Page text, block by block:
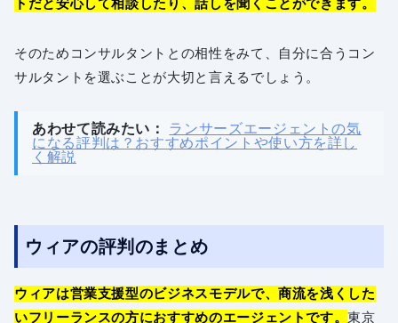
トだと安心して相談したり、話しを聞くことができます。
そのためコンサルタントとの相性をみて、自分に合うコン
サルタントを選ぶことが大切と言えるでしょう。
あわせて読みたい：
ランサーズエージェントの気
になる評判は？おすすめポイントや使い方を詳し
く解説
ウィアの評判のまとめ
ウィアは営業支援型のビジネスモデルで、商流を浅くした
いフリーランスの方におすすめのエージェントです。東京